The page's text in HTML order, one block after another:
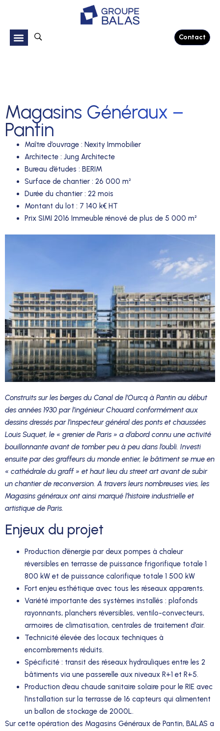
Contact
Magasins Généraux –
Pantin
Maître d’ouvrage : Nexity Immobilier
Architecte : Jung Architecte
Bureau d’études : BERIM
Surface de chantier : 26 000 m²
Durée du chantier : 22 mois
Montant du lot : 7 140 k€ HT
Prix SIMI 2016 Immeuble rénové de plus de 5 000 m²
Construits sur les berges du Canal de l’Ourcq à Pantin au début
des années 1930 par l’ingénieur Chouard conformément aux
dessins dressés par l’inspecteur général des ponts et chaussées
Louis Suquet, le « grenier de Paris » a d’abord connu une activité
bouillonnante avant de tomber peu à peu dans l’oubli. Investi
ensuite par des graffeurs du monde entier, le bâtiment se mue en
« cathédrale du graff » et haut lieu du street art avant de subir
un chantier de reconversion. A travers leurs nombreuses vies, les
Magasins généraux ont ainsi marqué l’histoire industrielle et
artistique de Paris.
Enjeux du projet
Production d’énergie par deux pompes à chaleur
réversibles en terrasse de puissance frigorifique totale 1
800 kW et de puissance calorifique totale 1 500 kW
Fort enjeu esthétique avec tous les réseaux apparents.
Variété importante des systèmes installés : plafonds
rayonnants, planchers réversibles, ventilo-convecteurs,
armoires de climatisation, centrales de traitement d’air.
Technicité élevée des locaux techniques à
encombrements réduits.
Spécificité : transit des réseaux hydrauliques entre les 2
bâtiments via une passerelle aux niveaux R+1 et R+5.
Production d’eau chaude sanitaire solaire pour le RIE avec
l’installation sur la terrasse de 16 capteurs qui alimentent
un ballon de stockage de 2000L.
Sur cette opération des Magasins Généraux de Pantin, BALAS a